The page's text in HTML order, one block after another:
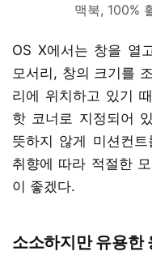
맥북, 100%
OS X에서는 창을 열
모서리, 창의 크기를
리에 위치하고 있기
핫 코너로 지정되어
뜻하지 않게 미션컨
취향에 따라 적절한
이 좋겠다.
소소하지만 유용한